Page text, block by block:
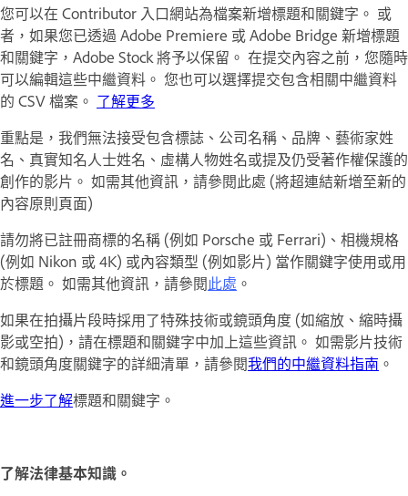
您可以在 Contributor 入口網站為檔案新增標題和關鍵字。 或
者，如果您已透過 Adobe Premiere 或 Adobe Bridge 新增標題
和關鍵字，Adobe Stock 將予以保留。 在提交內容之前，您隨時
可以編輯這些中繼資料。 您也可以選擇提交包含相關中繼資料
的 CSV 檔案。 了解更多
重點是，我們無法接受包含標誌、公司名稱、品牌、藝術家姓
名、真實知名人士姓名、虛構人物姓名或提及仍受著作權保護的
創作的影片。 如需其他資訊，請參閱此處 (將超連結新增至新的
內容原則頁面)
請勿將已註冊商標的名稱 (例如 Porsche 或 Ferrari)、相機規格
(例如 Nikon 或 4K) 或內容類型 (例如影片) 當作關鍵字使用或用
於標題。 如需其他資訊，請參閱此處 。
如果在拍攝片段時採用了特殊技術或鏡頭角度 (如縮放、縮時攝
影或空拍)，請在標題和關鍵字中加上這些資訊。 如需影片技術
和鏡頭角度關鍵字的詳細清單，請參閱我們的中繼資料指南 。
進一步了解標題和關鍵字。
了解法律基本知識。